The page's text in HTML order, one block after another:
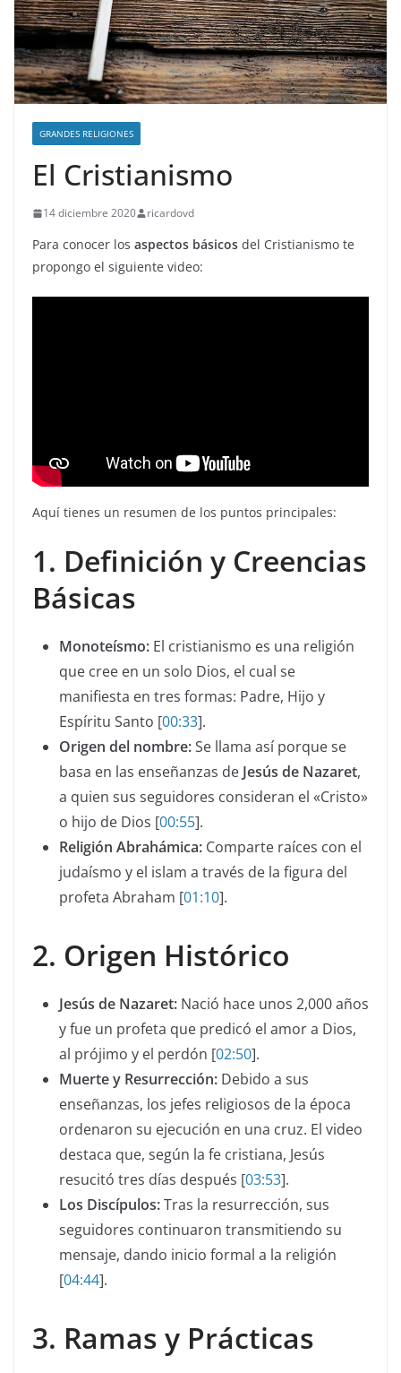
GRANDES RELIGIONES
El Cristianismo
14 diciembre 2020 ricardovd
Para conocer los aspectos básicos del Cristianismo te
propongo el siguiente video:
Aquí tienes un resumen de los puntos principales:
1. Definición y Creencias
Básicas
Monoteísmo: El cristianismo es una religión
que cree en un solo Dios, el cual se
manifiesta en tres formas: Padre, Hijo y
Espíritu Santo [00:33].
Origen del nombre:Se llama así porque se
basa en las enseñanzas de Jesús de Nazaret,
a quien sus seguidores consideran el «Cristo»
o hijo de Dios [00:55].
Religión Abrahámica: Comparte raíces con el
judaísmo y el islam a través de la figura del
profeta Abraham [01:10].
2. Origen Histórico
Jesús de Nazaret: Nació hace unos 2,000 años
y fue un profeta que predicó el amor a Dios,
al prójimo y el perdón [02:50].
Muerte y Resurrección: Debido a sus
enseñanzas, los jefes religiosos de la época
ordenaron su ejecución en una cruz. El video
destaca que, según la fe cristiana, Jesús
resucitó tres días después [03:53].
Los Discípulos:Tras la resurrección, sus
seguidores continuaron transmitiendo su
mensaje, dando inicio formal a la religión
[04:44].
3. Ramas y Prácticas